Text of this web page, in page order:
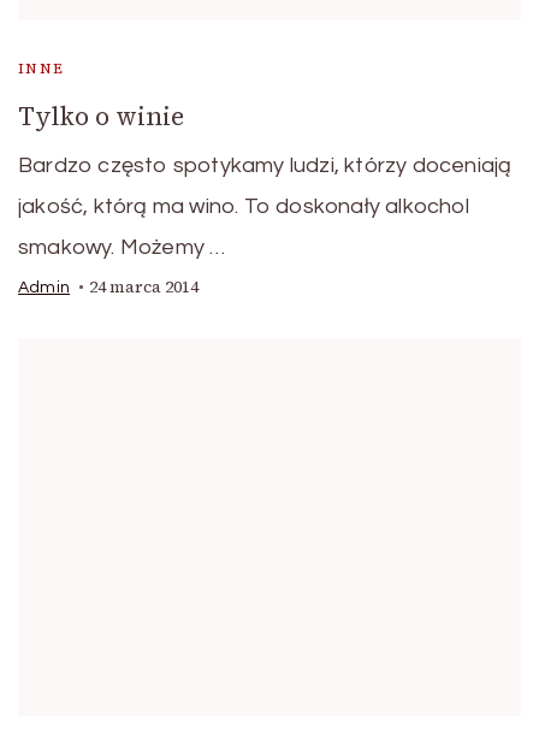
INNE
Tylko o winie
Bardzo często spotykamy ludzi, którzy doceniają
jakość, którą ma wino. To doskonały alkochol
smakowy. Możemy …
Admin 24 marca 2014